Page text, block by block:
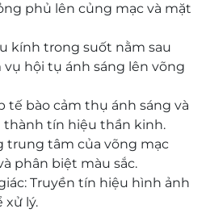
phủ lên củng mạc và mặt
kính trong suốt nằm sau
hội tụ ánh sáng lên võng
tế bào cảm thụ ánh sáng và
tín hiệu thần kinh.
trung tâm của võng mạc
phân biệt màu sắc.
Truyền tín hiệu hình ảnh
xử lý.